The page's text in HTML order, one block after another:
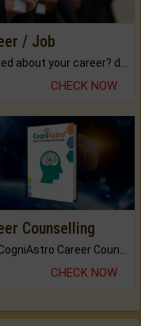
/ Job
Worried about your career? don't know what is.
CHECK NOW
Counselling
The CogniAstro Career Counselling Report is the most comprehensive report available on this topic.
CHECK NOW